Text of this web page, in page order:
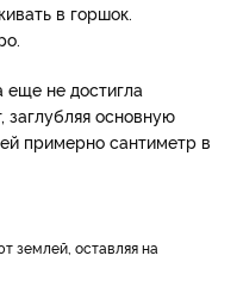
в горшок.
еще не достигла
основную
примерно сантиметр в